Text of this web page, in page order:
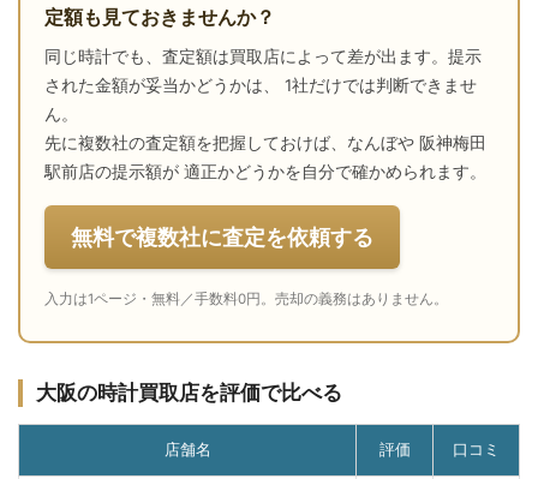
定額も見ておきませんか？
同じ時計でも、査定額は買取店によって差が出ます。提示
された金額が妥当かどうかは、 1社だけでは判断できませ
ん。
先に複数社の査定額を把握しておけば、なんぼや 阪神梅田
駅前店の提示額が 適正かどうかを自分で確かめられます。
無料で複数社に査定を依頼する
入力は1ページ・無料／手数料0円。売却の義務はありません。
大阪の時計買取店を評価で比べる
店舗名 評価 口コミ